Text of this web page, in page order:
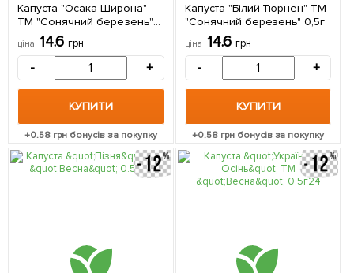
Капуста "Осака Широна"
ТМ "Сонячний березень"
150шт
ціна 14.6 грн
- +
КУПИТИ
+0.58 грн бонусів за покупку
Капуста "Білий Тюрнен" ТМ
"Сонячний березень" 0,5г
ціна 14.6 грн
- +
КУПИТИ
+0.58грн бонусів за покупку